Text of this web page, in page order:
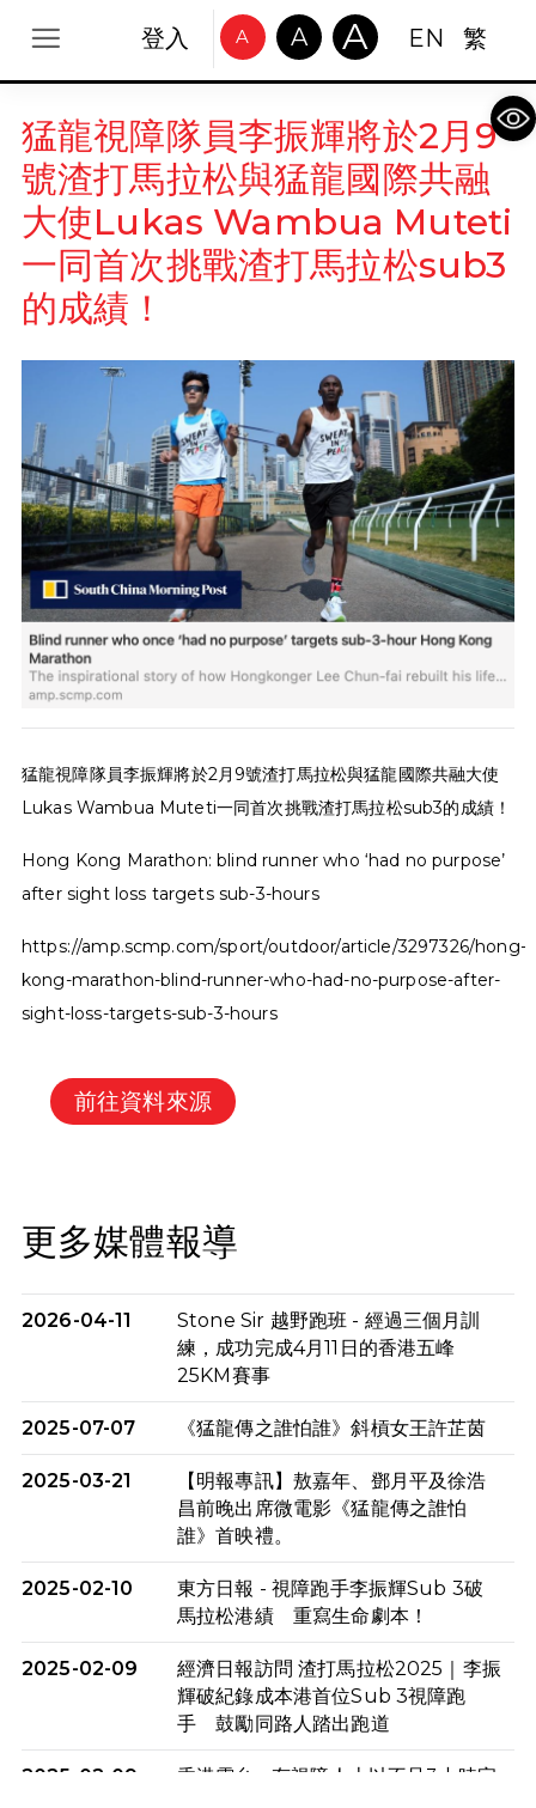
登入 A A A EN 繁
猛龍視障隊員李振輝將於2月9
號渣打馬拉松與猛龍國際共融
大使Lukas Wambua Muteti
一同首次挑戰渣打馬拉松sub3
的成績！
猛龍視障隊員李振輝將於2月9號渣打馬拉松與猛龍國際共融大使
Lukas Wambua Muteti一同首次挑戰渣打馬拉松sub3的成績！
Hong Kong Marathon: blind runner who ‘had no purpose’
after sight loss targets sub-3-hours
https://amp.scmp.com/sport/outdoor/article/3297326/hong-
kong-marathon-blind-runner-who-had-no-purpose-after-
sight-loss-targets-sub-3-hours
前往資料來源
更多媒體報導
2026-04-11
Stone Sir 越野跑班 - 經過三個月訓
練，成功完成4月11日的香港五峰
25KM賽事
2025-07-07 《猛龍傳之誰怕誰》斜槓女王許芷茵
2025-03-21
【明報專訊】敖嘉年、鄧月平及徐浩
昌前晚出席微電影《猛龍傳之誰怕
誰》首映禮。
2025-02-10
東方日報 - 視障跑手李振輝Sub 3破
馬拉松港績 重寫生命劇本！
2025-02-09
經濟日報訪問 渣打馬拉松2025｜李振
輝破紀錄成本港首位Sub 3視障跑
手 鼓勵同路人踏出跑道
2025-02-09
香港電台 - 有視障人士以不足3小時完